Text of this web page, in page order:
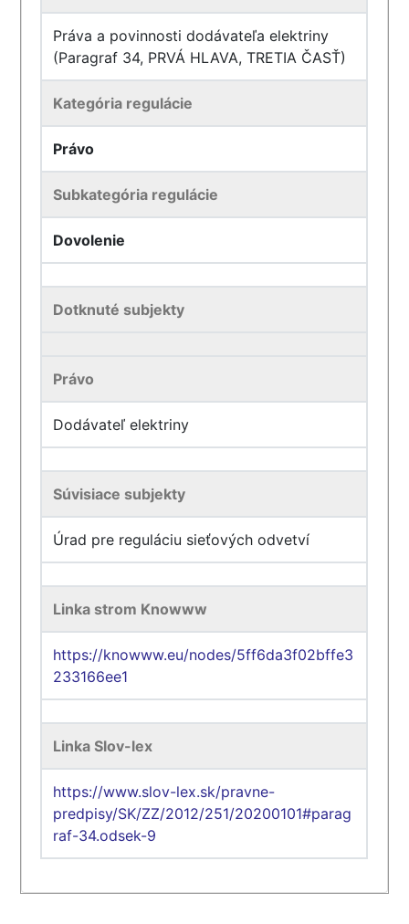
Práva a povinnosti dodávateľa elektriny
(Paragraf 34, PRVÁ HLAVA, TRETIA ČASŤ)
Kategória regulácie
Právo
Subkategória regulácie
Dovolenie
Dotknuté subjekty
Právo
Dodávateľ elektriny
Súvisiace subjekty
Úrad pre reguláciu sieťových odvetví
Linka strom Knowww
https://knowww.eu/nodes/5ff6da3f02bffe3
233166ee1
Linka Slov-lex
https://www.slov-lex.sk/pravne-
predpisy/SK/ZZ/2012/251/20200101#parag
raf-34.odsek-9